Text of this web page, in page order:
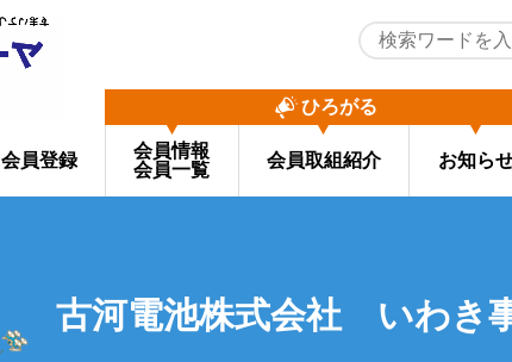
会員登録
ひろがる
会員情報
会員一覧
会員取組紹介 お知ら
古河電池株式会社 いわき